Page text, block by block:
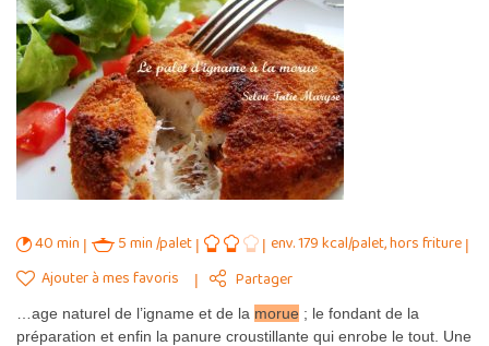
40 min 5 min /palet
env. 179 kcal/palet, hors friture
Ajouter à mes favoris
Partager
…age naturel de l’igname et de la morue ; le fondant de la
préparation et enfin la panure croustillante qui enrobe le tout. Une